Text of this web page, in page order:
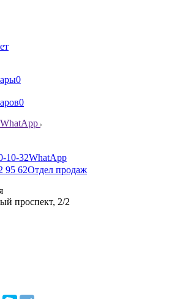
0
0
WhatApp
10-32WhatApp
95 62Отдел продаж
проспект, 2/2